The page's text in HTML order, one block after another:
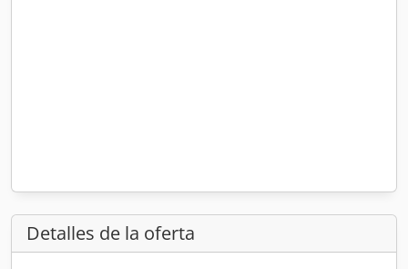
Detalles de la oferta